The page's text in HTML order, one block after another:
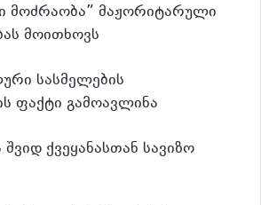
მოძრაობა” მაჟორიტარული
მოითხოვს
სასმელების
ფაქტი გამოავლინა
ქვეყანასთან სავიზო